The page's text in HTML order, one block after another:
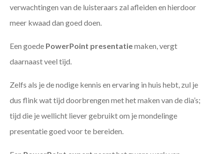
verwachtingen van de luisteraars zal afleiden en hierdoor
meer kwaad dan goed doen.
Een goede PowerPoint presentatiemaken, vergt
daarnaast veel tijd.
Zelfs als je de nodige kennis en ervaring in huis hebt, zul je
dus flink wat tijd doorbrengen met het maken van de dia’s;
tijd die je wellicht liever gebruikt om je mondelinge
presentatie goed voor te bereiden.